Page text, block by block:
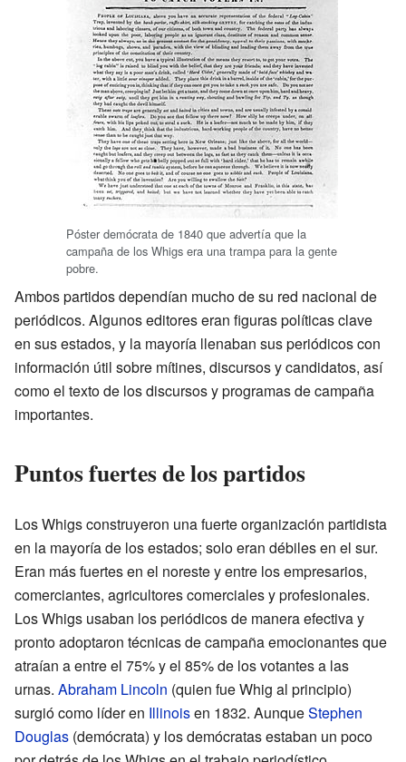
Póster demócrata de 1840 que advertía que la
campaña de los Whigs era una trampa para la gente
pobre.
Ambos partidos dependían mucho de su red nacional de
periódicos. Algunos editores eran figuras políticas clave
en sus estados, y la mayoría llenaban sus periódicos con
información útil sobre mítines, discursos y candidatos, así
como el texto de los discursos y programas de campaña
importantes.
Puntos fuertes de los partidos
Los Whigs construyeron una fuerte organización partidista
en la mayoría de los estados; solo eran débiles en el sur.
Eran más fuertes en el noreste y entre los empresarios,
comerciantes, agricultores comerciales y profesionales.
Los Whigs usaban los periódicos de manera efectiva y
pronto adoptaron técnicas de campaña emocionantes que
atraían a entre el 75% y el 85% de los votantes a las
urnas. Abraham Lincoln (quien fue Whig al principio)
surgió como líder en Illinoisen 1832. AunqueStephen
Douglas (demócrata) y los demócratas estaban un poco